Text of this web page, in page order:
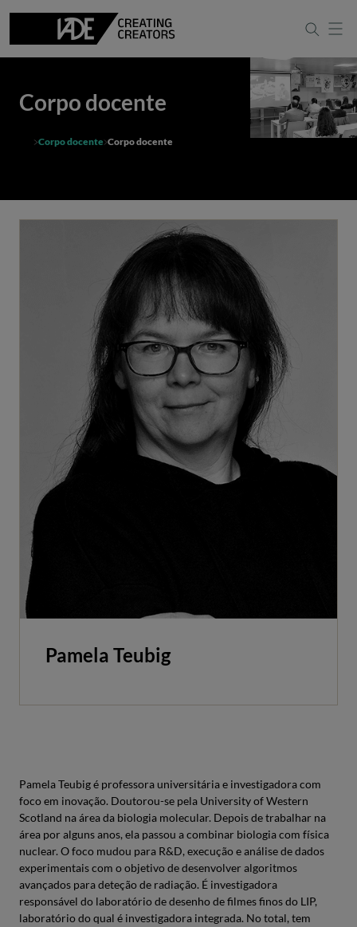
Corpo docente
Corpo docente Corpo docente
Pamela Teubig
Pamela Teubig é professora universitária e investigadora com
foco em inovação. Doutorou-se pela University of Western
Scotland na área da biologia molecular. Depois de trabalhar na
área por alguns anos, ela passou a combinar biologia com física
nuclear. O foco mudou para R&D, execução e análise de dados
experimentais com o objetivo de desenvolver algoritmos
avançados para deteção de radiação. É investigadora
responsável do laboratório de desenho de filmes finos do LIP,
laboratório do qual é investigadora integrada. No total, tem